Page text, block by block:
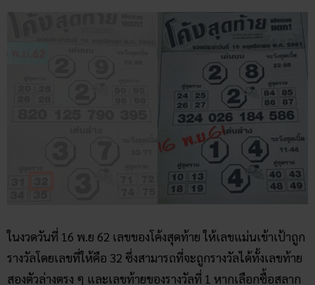
ในงวดวันที่ 16 พ.ย 62 เลขของโค้งสุดท้าย ให้เลขแม่นเข้าเป้าถูก